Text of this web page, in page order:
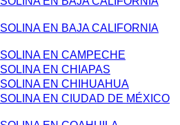
EN BAJA CALIFORNIA
EN CAMPECHE
EN CHIAPAS
EN CHIHUAHUA
EN CIUDAD DE MÉXICO